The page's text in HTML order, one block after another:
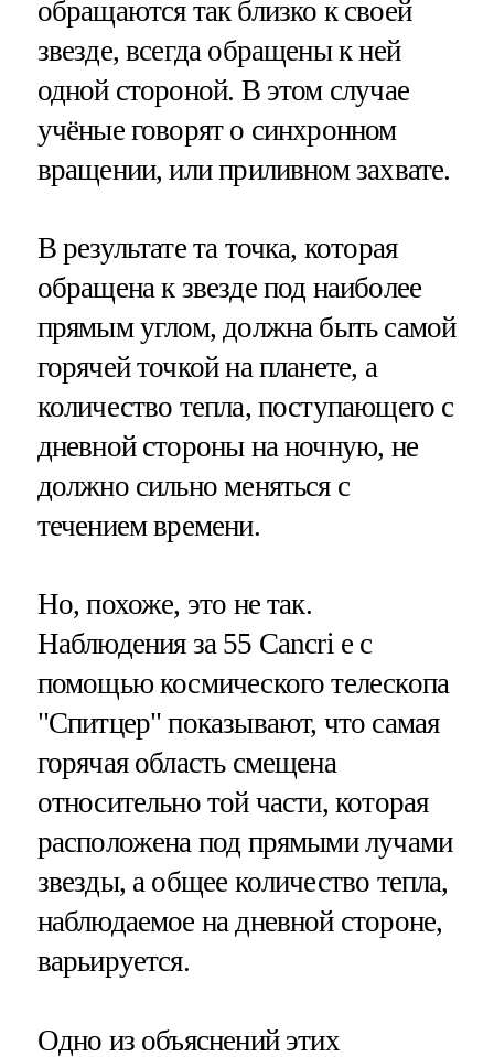
обращаются так близко к своей
звезде, всегда обращены к ней
одной стороной. В этом случае
учёные говорят о синхронном
вращении, или приливном захвате.
В результате та точка, которая
обращена к звезде под наиболее
прямым углом, должна быть самой
горячей точкой на планете, а
количество тепла, поступающего с
дневной стороны на ночную, не
должно сильно меняться с
течением времени.
Но, похоже, это не так.
Наблюдения за 55 Cancri e с
помощью космического телескопа
"Спитцер" показывают, что самая
горячая область смещена
относительно той части, которая
расположена под прямыми лучами
звезды, а общее количество тепла,
наблюдаемое на дневной стороне,
варьируется.
Одно из объяснений этих